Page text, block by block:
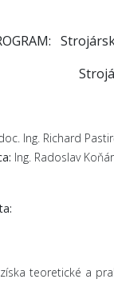
Ing. Richard
Ing. Radoslav
teoretické a